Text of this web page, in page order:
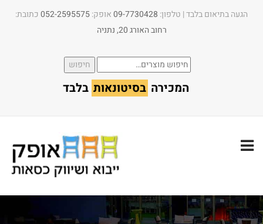
הגעה בתיאום בלבד | טלפון:​ 09-7730428אופק:052-2595575כתובת:
רחוב האורג 20, נתניה
חיפוש
עבור:
חיפוש
המכירה בסיטונאות בלבד